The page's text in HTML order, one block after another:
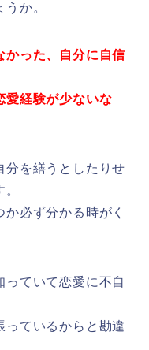
か。
かった、自分に自信
愛経験が少ないな
分を繕うとしたりせ
必ず分かる時がく
っていて恋愛に不自
っているからと勘違